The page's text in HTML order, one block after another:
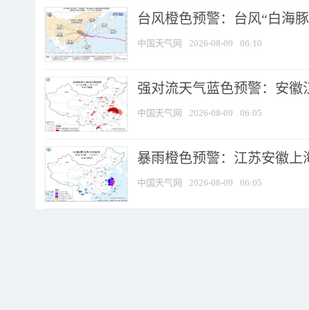
台风橙色预警：台风“白海
中国天气网 2026-08-09 06:10
强对流天气蓝色预警：安徽
中国天气网 2026-08-09 06:05
暴雨橙色预警：江苏安徽上
中国天气网 2026-08-09 06:05